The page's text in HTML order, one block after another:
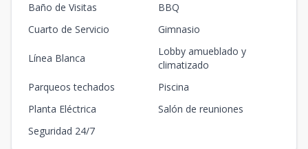
Baño de Visitas
BBQ
Cuarto de Servicio
Gimnasio
Línea Blanca
Lobby amueblado y
climatizado
Parqueos techados
Piscina
Planta Eléctrica
Salón de reuniones
Seguridad 24/7